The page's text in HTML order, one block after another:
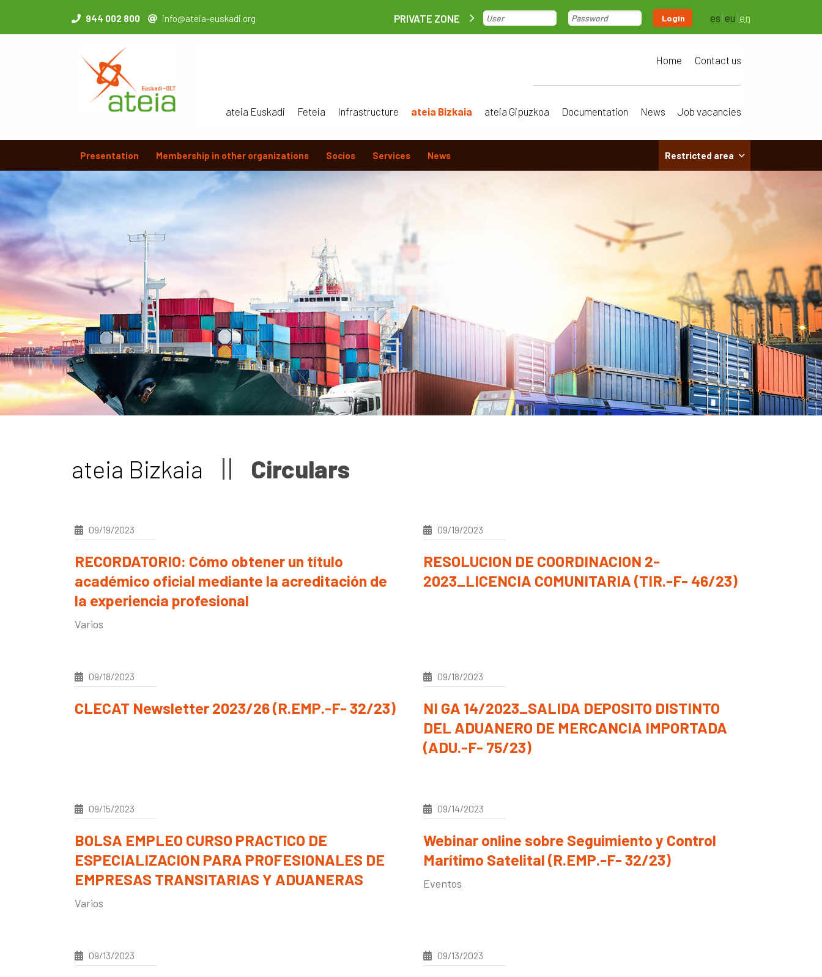
944 002 800 info@ateia-euskadi.org PRIVATE ZONE Login es eu en
Home Contact us
ateia Euskadi Feteia Infrastructure ateia Bizkaia ateia Gipuzkoa Documentation News Job vacancies
Presentation Membership in other organizations Socios Services News Restricted area
ateia Bizkaia Circulars
09/19/2023
RECORDATORIO: Cómo obtener un título
académico oficial mediante la acreditación de
la experiencia profesional
Varios
09/19/2023
RESOLUCION DE COORDINACION 2-
2023_LICENCIA COMUNITARIA (TIR.-F- 46/23)
09/18/2023
CLECAT Newsletter 2023/26 (R.EMP.-F- 32/23)
09/18/2023
NI GA 14/2023_SALIDA DEPOSITO DISTINTO
DEL ADUANERO DE MERCANCIA IMPORTADA
(ADU.-F- 75/23)
09/15/2023
BOLSA EMPLEO CURSO PRACTICO DE
ESPECIALIZACION PARA PROFESIONALES DE
EMPRESAS TRANSITARIAS Y ADUANERAS
Varios
09/14/2023
Webinar online sobre Seguimiento y Control
Marítimo Satelital (R.EMP.-F- 32/23)
Eventos
09/13/2023 09/13/2023